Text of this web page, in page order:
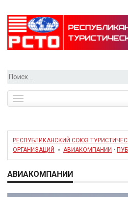
Найти:
РЕСПУБЛИКАНСКИЙ СОЮЗ
ОРГАНИЗАЦИЙ
» АВИАКОМПАНИИ •
АВИАКОМПАНИИ